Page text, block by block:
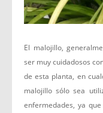
El malojillo,
ser muy cuidadosos
de esta planta, en
malojillo sólo sea
enfermedades, ya